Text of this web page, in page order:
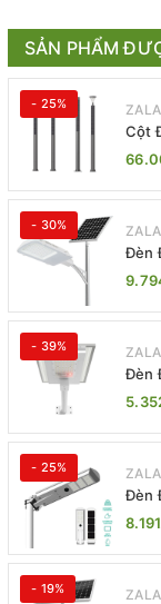
SẢN PHẨM
- 25%
Cột
- 30%
Đèn
- 39%
Đèn
ZL-
- 25%
Đèn
- 19%